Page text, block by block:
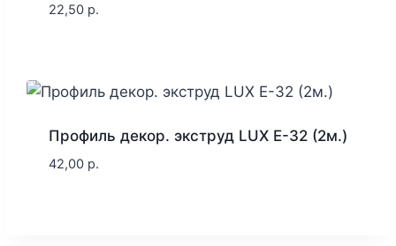
22,50 р.
Профиль декор. экструд LUX E-32 (2м.)
42,00 р.